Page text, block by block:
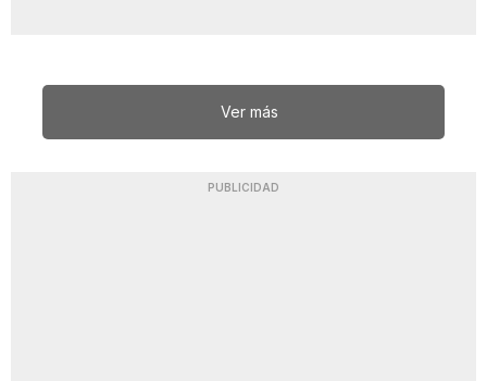
Ver más
PUBLICIDAD